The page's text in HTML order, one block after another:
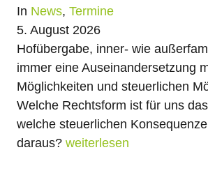
In News, Termine
5. August 2026
Hofübergabe, inner- wie
immer eine Auseinandersetzung
Möglichkeiten und steuerlichen
Welche Rechtsform ist für uns
welche steuerlichen
daraus?weiterlesen